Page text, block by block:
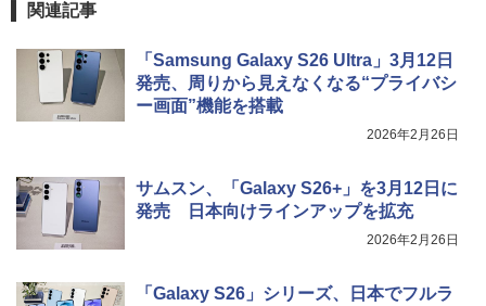
関連記事
「Samsung Galaxy S26 Ultra」3月12日
発売、周りから見えなくなる“プライバシ
ー画面”機能を搭載
2026年2月26日
サムスン、「Galaxy S26+」を3月12日に
発売 日本向けラインアップを拡充
2026年2月26日
「Galaxy S26」シリーズ、日本でフルラ